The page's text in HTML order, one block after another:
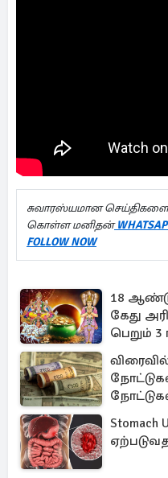
சுவாரஸ்யமான செய்திகளை
கொள்ள மனிதன்
FOLLOW NOW
18
கேது
பெறும் 3